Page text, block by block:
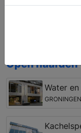
mogelijkheden op
gashaarden,
kachels,
Open
Water
GRONINGEN